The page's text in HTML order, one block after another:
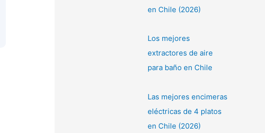
en Chile (2026)
Los mejores
extractores de aire
para baño en Chile
Las mejores encimeras
eléctricas de 4 platos
en Chile (2026)